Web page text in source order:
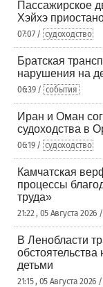
Пассажирское
Хэйхэ
07:07 / судоходство
Братская
нарушения на
06:39 / события
Иран и Оман
судоходства в
06:19 / судоходство
Камчатская
процессы
труда»
21:22 , 05 Августа 2026
В Ленобласти
детьми
21:15 , 05 Августа 2026